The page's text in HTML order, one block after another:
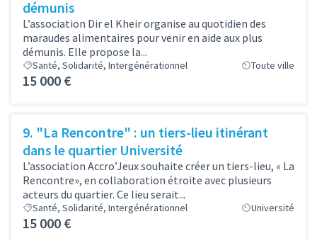
démunis
L’association Dir el Kheir organise au quotidien des
maraudes alimentaires pour venir en aide aux plus
démunis. Elle propose la...
Santé, Solidarité, Intergénérationnel Toute ville
15 000 €
9. "La Rencontre" : un tiers-lieu itinérant
dans le quartier Université
L’association Accro’Jeux souhaite créer un tiers-lieu, « La
Rencontre», en collaboration étroite avec plusieurs
acteurs du quartier. Ce lieu serait...
Santé, Solidarité, Intergénérationnel Université
15 000 €